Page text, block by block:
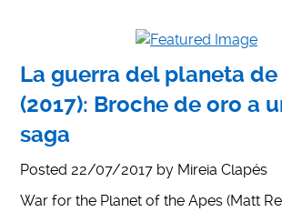
La guerra del planeta
(2017): Broche de oro a
saga
Posted 22/07/2017 by Mireia Clapés
War for the Planet of the Apes (Matt